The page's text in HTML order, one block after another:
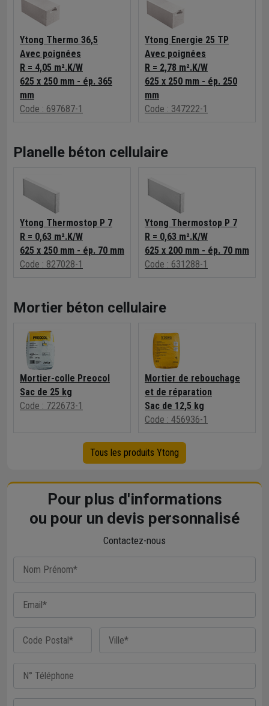
Ytong Thermo 36,5
Avec poignées
R = 4,05 m².K/W
625 x 250 mm - ép. 365
mm
Code : 697687-1
Ytong Energie 25 TP
Avec poignées
R = 2,78 m².K/W
625 x 250 mm - ép. 250
mm
Code : 347222-1
Planelle béton cellulaire
Ytong Thermostop P 7
R = 0,63 m².K/W
625 x 250 mm - ép. 70 mm
Code : 827028-1
Ytong Thermostop P 7
R = 0,63 m².K/W
625 x 200 mm - ép. 70 mm
Code : 631288-1
Mortier béton cellulaire
Mortier-colle Preocol
Sac de 25 kg
Code : 722673-1
Mortier de rebouchage
et de réparation
Sac de 12,5 kg
Code : 456936-1
Tous les produits Ytong
Pour plus d'informations
ou pour un devis personnalisé
Contactez-nous